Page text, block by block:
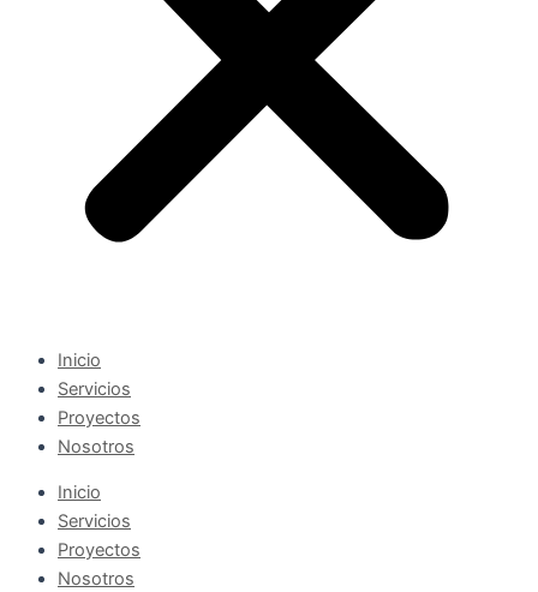
Inicio
Servicios
Proyectos
Nosotros
Inicio
Servicios
Proyectos
Nosotros